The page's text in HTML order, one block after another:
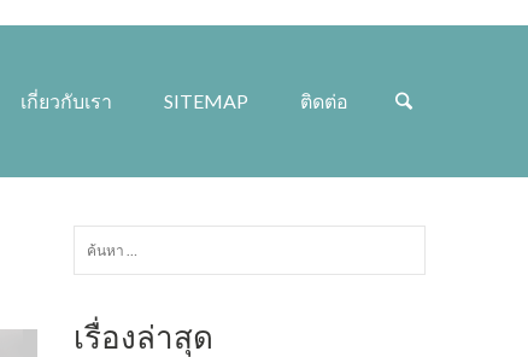
เกี่ยวกับเรา SITEMAP ติดต่อ
เรื่องล่าสุด